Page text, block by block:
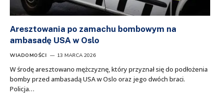
Aresztowania po zamachu bombowym na
ambasadę USA w Oslo
WIADOMOŚCI 13 MARCA 2026
W środę aresztowano mężczyznę, który przyznał się do podłożenia
bomby przed ambasadą USA w Oslo oraz jego dwóch braci.
Policja…